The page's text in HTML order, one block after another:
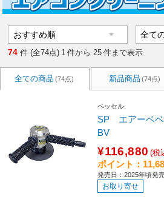
74 件 (全74点) 1 件から 25 件まで表示
全ての商品 (74点) 新品商品 (74点)
ベッセル
SP エアーベ
BV
¥116,880 (税
ポイント：
発売日：2025年頃発
お取り寄せ